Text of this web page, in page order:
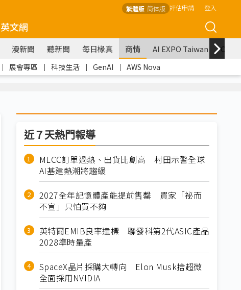
繁體版 简体版 評估申請 登入
英文網
漫新聞 聽新聞 每日椽真 商情 AI EXPO Taiwan
｜ 展會專區 ｜ 科技生活 ｜ GenAI ｜ AWS Nova
近７天熱門報導
MLCC訂單過熱、出貨比創高 村田示警全球
AI基建熱潮將趨緩
2027全年記憶體產能提前售罄 買家「祕而
不宣」只怕買不夠
英特爾EMIB良率達標 聯發科第2代ASIC產品
2028準時量產
SpaceX晶片採購大轉向 Elon Musk捨超微
全面採用NVIDIA